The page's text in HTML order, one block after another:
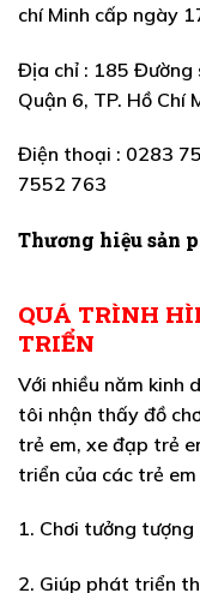
chí Minh cấp ngày
Địa chỉ : 185 Đường
Quận 6, TP. Hồ Chí
Điện thoại : 0283
7552 763
Thương hiệu sản
QUÁ TRÌNH
TRIỂN
Với nhiều năm kinh
tôi nhận thấy đồ
trẻ em, xe đạp trẻ
triển của các trẻ em
1. Chơi tưởng tượng
2. Giúp phát triển